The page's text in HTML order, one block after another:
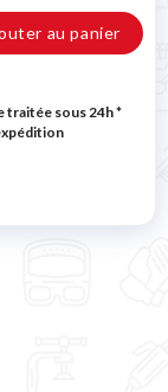
au panier
traitée sous 24h*